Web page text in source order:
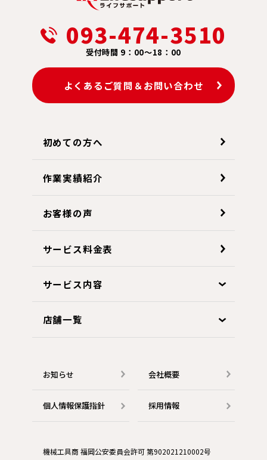
093-474-3510
受付時間 9：00～18：00
よくあるご質問＆お問い合わせ
初めての方へ
作業実績紹介
お客様の声
サービス料金表
サービス内容
店舗一覧
お知らせ 会社概要
個人情報保護指針 採用情報
機械工具商 福岡公安委員会許可 第902021210002号